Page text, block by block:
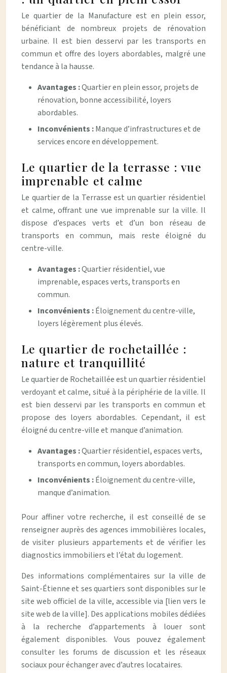
Le quartier de la Manufacture est en plein essor,
bénéficiant de nombreux projets de rénovation
urbaine. Il est bien desservi par les transports en
commun et offre des loyers abordables, malgré une
tendance à la hausse.
Avantages :Quartier en plein essor, projets de
rénovation, bonne accessibilité, loyers
abordables.
Inconvénients :Manque d’infrastructures et de
services encore en développement.
Le quartier de la terrasse : vue
imprenable et calme
Le quartier de la Terrasse est un quartier résidentiel
et calme, offrant une vue imprenable sur la ville. Il
dispose d’espaces verts et d’un bon réseau de
transports en commun, mais reste éloigné du
centre-ville.
Avantages :Quartier résidentiel, vue
imprenable, espaces verts, transports en
commun.
Inconvénients :Éloignement du centre-ville,
loyers légèrement plus élevés.
Le quartier de rochetaillée :
nature et tranquillité
Le quartier de Rochetaillée est un quartier résidentiel
verdoyant et calme, situé à la périphérie de la ville. Il
est bien desservi par les transports en commun et
propose des loyers abordables. Cependant, il est
éloigné du centre-ville et manque d’animation.
Avantages :Quartier résidentiel, espaces verts,
transports en commun, loyers abordables.
Inconvénients :Éloignement du centre-ville,
manque d’animation.
Pour affiner votre recherche, il est conseillé de se
renseigner auprès des agences immobilières locales,
de visiter plusieurs appartements et de vérifier les
diagnostics immobiliers et l’état du logement.
Des informations complémentaires sur la ville de
Saint-Étienne et ses quartiers sont disponibles sur le
site web officiel de la ville, accessible via [lien vers le
site web de la ville]. Des applications mobiles dédiées
à la recherche d’appartements à louer sont
également disponibles. Vous pouvez également
consulter les forums de discussion et les réseaux
sociaux pour échanger avec d’autres locataires.